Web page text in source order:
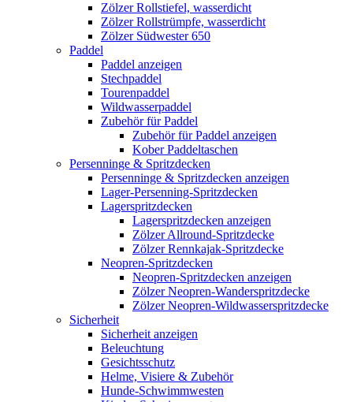
Zölzer Rollstiefel, wasserdicht
Zölzer Rollstrümpfe, wasserdicht
Zölzer Südwester 650
Paddel
Paddel anzeigen
Stechpaddel
Tourenpaddel
Wildwasserpaddel
Zubehör für Paddel
Zubehör für Paddel anzeigen
Kober Paddeltaschen
Persenninge & Spritzdecken
Persenninge & Spritzdecken anzeigen
Lager-Persenning-Spritzdecken
Lagerspritzdecken
Lagerspritzdecken anzeigen
Zölzer Allround-Spritzdecke
Zölzer Rennkajak-Spritzdecke
Neopren-Spritzdecken
Neopren-Spritzdecken anzeigen
Zölzer Neopren-Wanderspritzdecke
Zölzer Neopren-Wildwasserspritzdecke
Sicherheit
Sicherheit anzeigen
Beleuchtung
Gesichtsschutz
Helme, Visiere & Zubehör
Hunde-Schwimmwesten